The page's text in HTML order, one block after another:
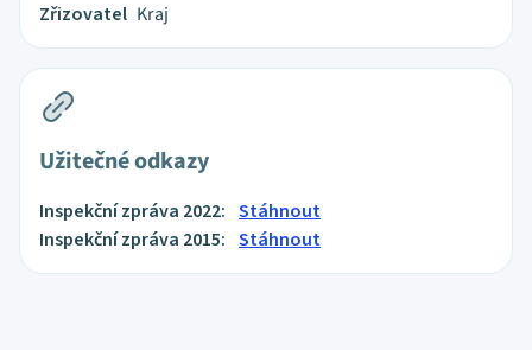
Zřizovatel Kraj
Užitečné odkazy
Inspekční zpráva 2022: Stáhnout
Inspekční zpráva 2015: Stáhnout